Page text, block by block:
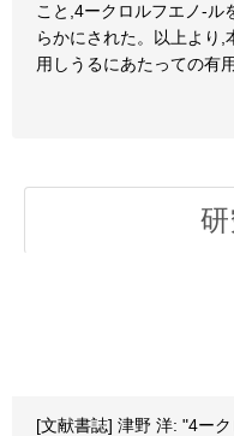
こと,4ークロルフエノ-ル
らかにされた。以上より
用しうるにあたっての有
[文献書誌] 津野 洋: "4ー